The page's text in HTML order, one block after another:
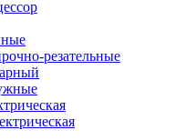
резательные